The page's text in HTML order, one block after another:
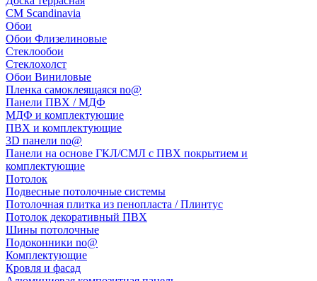
CM Scandinavia
Обои
Обои Флизелиновые
Стеклообои
Стеклохолст
Обои Виниловые
Пленка самоклеящаяся no@
Панели ПВХ / МДФ
МДФ и комплектующие
ПВХ и комплектующие
3D панели no@
Панели на основе ГКЛ/СМЛ с ПВХ покрытием и
комплектующие
Потолок
Подвесные потолочные системы
Потолочная плитка из пенопласта / Плинтус
Потолок декоративный ПВХ
Шины потолочные
Подоконники no@
Комплектующие
Кровля и фасад